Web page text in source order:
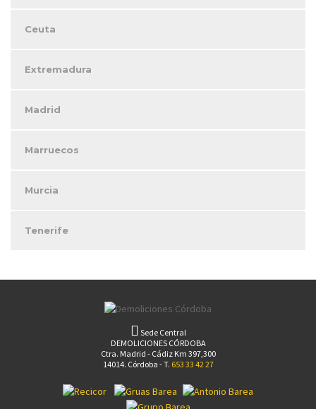
Ceuta
Extremadura
Madrid
Marruecos
Murcia
Tenerife
Sede Central
DEMOLICIONES CÓRDOBA
Ctra. Madrid - Cádiz Km 397,300
14014. Córdoba - T. 653 33 42 27